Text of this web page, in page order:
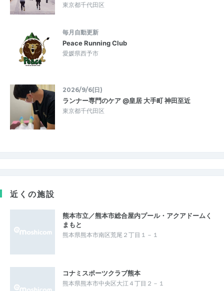
東京都千代田区
毎月自動更新
Peace Running Club
愛媛県西予市
2026/9/6(日)
ランナー専門のケア @皇居 大手町 神田至近
東京都千代田区
近くの施設
熊本市立／熊本市総合屋内プール・アクアドームく
まもと
熊本県熊本市南区荒尾２丁目１－１
コナミスポーツクラブ熊本
熊本県熊本市中央区大江４丁目２－１